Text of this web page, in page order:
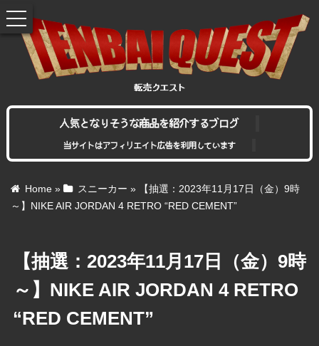
人気となりそうな商品を紹介するブログ
当サイトはアフィリエイト広告を利用しています
Home » スニーカー »
【抽選：2023年11月17日（金）9時
～】NIKE AIR JORDAN 4 RETRO “RED CEMENT”
【抽選：2023年11月17日（金）9時
～】NIKE AIR JORDAN 4 RETRO
“RED CEMENT”
toggle
navigation